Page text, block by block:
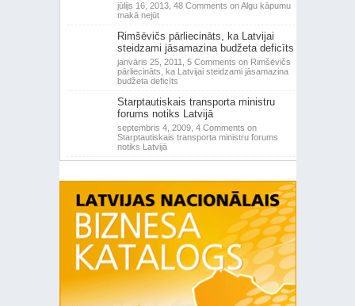
jūlijs 16, 2013, 48 Comments on Algu kāpumu
makā nejūt
Rimšēvičs pārliecināts, ka Latvijai
steidzami jāsamazina budžeta deficīts
janvāris 25, 2011, 5 Comments on Rimšēvičs
pārliecināts, ka Latvijai steidzami jāsamazina
budžeta deficīts
Starptautiskais transporta ministru
forums notiks Latvijā
septembris 4, 2009, 4 Comments on
Starptautiskais transporta ministru forums
notiks Latvijā